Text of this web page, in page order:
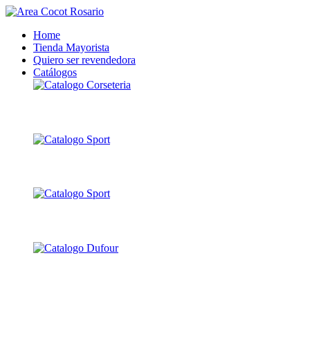
Home
Tienda Mayorista
Quiero ser revendedora
Catálogos